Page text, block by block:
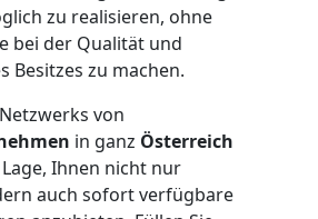
zu realisieren, ohne
bei der Qualität und
Besitzes zu machen.
von
in ganz Österreich
Ihnen nicht nur
auch sofort verfügbare